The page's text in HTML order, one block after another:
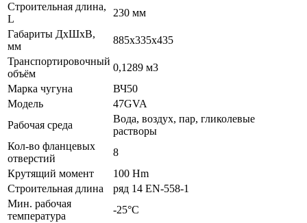
Строительная длина,
L
230 мм
Габариты ДхШхВ,
мм
885х335х435
Транспортировочный
объём
0,1289 м3
Марка чугуна
ВЧ50
Модель
47GVA
Рабочая среда
Вода, воздух, пар, гликолевые
растворы
Кол-во фланцевых
отверстий
8
Крутящий момент
100 Hm
Строительная длина
ряд 14 EN-558-1
Мин. рабочая
температура
-25°C